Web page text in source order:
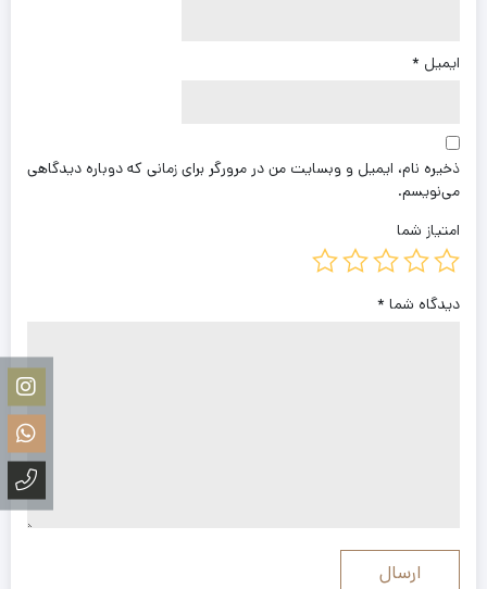
ایمیل *
ذخیره نام، ایمیل و وبسایت من در مرورگر برای زمانی که دوباره دیدگاهی
می‌نویسم.
امتیاز شما
دیدگاه شما *